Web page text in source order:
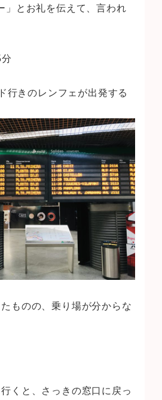
」とお礼を伝えて、言われ
行きのレンフェが出発する
ものの、乗り場が分からな
くと、さっきの窓口に戻っ